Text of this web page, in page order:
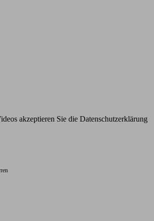
akzeptieren Sie die Datenschutzerklärung